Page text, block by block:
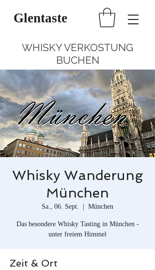
Glentaste
WHISKY VERKOSTUNG
BUCHEN
Whisky Wanderung
München
Sa., 06. Sept. München
Das besondere Whisky Tasting in München -
unter freiem Himmel
Zeit & Ort